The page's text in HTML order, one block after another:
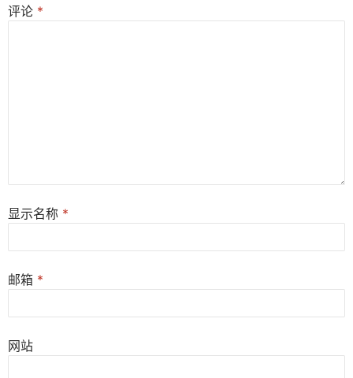
评论 *
显示名称 *
邮箱 *
网站